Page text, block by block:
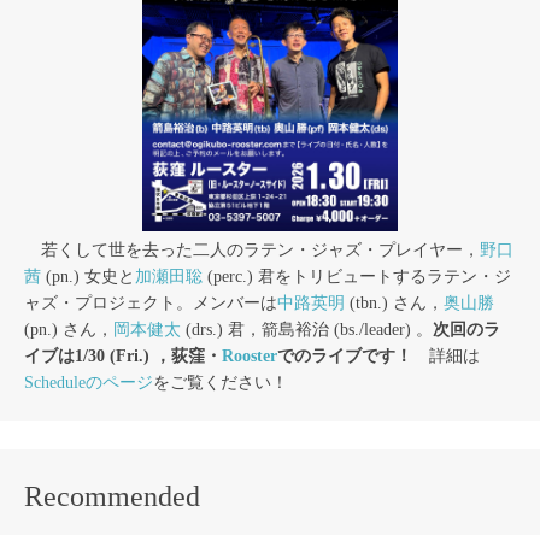
若くして世を去った二人のラテン・ジャズ・プレイヤー， 野口
茜 (pn.) 女史と 加瀬田聡 (perc.) 君をトリビュートするラテン・ジ
ャズ・プロジェクト。メンバーは中路英明 (tbn.) さん， 奥山勝
(pn.) さん， 岡本健太 (drs.) 君，箭島裕治 (bs./leader) 。 次回のラ
イブは1/30 (Fri.) ，荻窪・ Roosterでのライブです！
詳細は
Scheduleのページをご覧ください！
Recommended